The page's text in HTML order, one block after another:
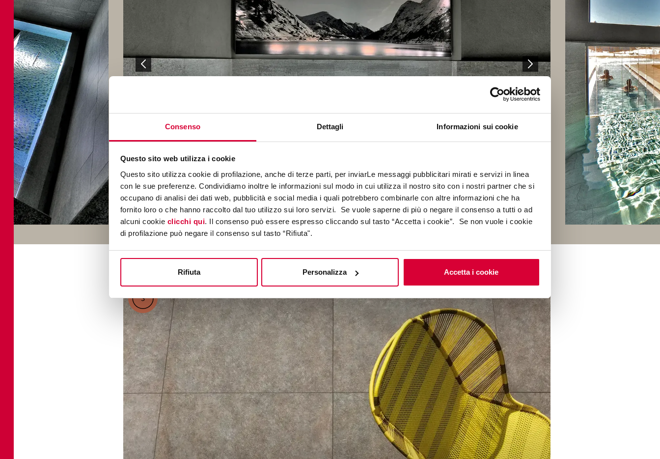
Consenso Dettagli Informazioni sui cookie
Questo sito web utilizza i cookie
Questo sito utilizza cookie di profilazione, anche di terze parti, per inviarLe messaggi pubblicitari mirati e servizi in linea
con le sue preferenze. Condividiamo inoltre le informazioni sul modo in cui utilizza il nostro sito con i nostri partner che si
occupano di analisi dei dati web, pubblicità e social media i quali potrebbero combinarle con altre informazioni che ha
fornito loro o che hanno raccolto dal tuo utilizzo sui loro servizi. Se vuole saperne di più o negare il consenso a tutti o ad
alcuni cookie clicchi qui. Il consenso può essere espresso cliccando sul tasto “Accetta i cookie”. Se non vuole i cookie
di profilazione può negare il consenso sul tasto “Rifiuta".
Rifiuta Personalizza Accetta i cookie
COLLECTIONS IN THE PROJECT